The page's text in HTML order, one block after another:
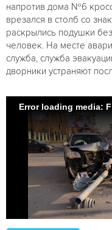
напротив дома №6
врезался в столб со
раскрылись подушки
человек. На месте
служба, служба
дворники устраняют
Error loading media: